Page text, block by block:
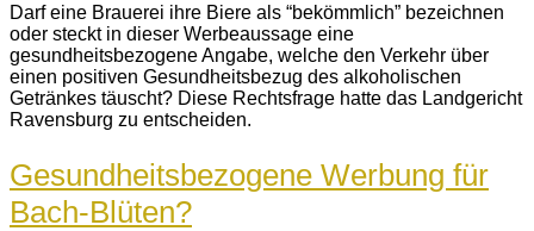
Darf eine Brauerei ihre Biere als “bekömmlich” bezeichnen
oder steckt in dieser Werbeaussage eine
gesundheitsbezogene Angabe, welche den Verkehr über
einen positiven Gesundheitsbezug des alkoholischen
Getränkes täuscht? Diese Rechtsfrage hatte das Landgericht
Ravensburg zu entscheiden.
Gesundheitsbezogene Werbung für
Bach-Blüten?